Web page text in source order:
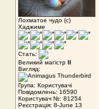
Лохматое чудо (с)
Хаджиме
Стать:
Великий магістр II
Вигляд:
Група: Користувачі
Повідомлень: 16590
Користувач №: 81254
Реєстрація: 8-June 13